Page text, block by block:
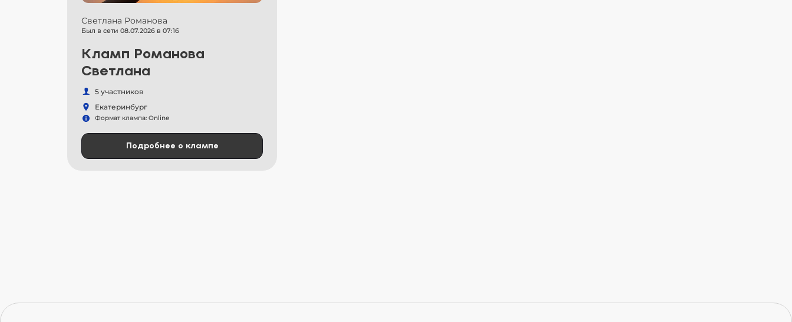
Светлана Романова
Был в сети 08.07.2026 в 07:16
Кламп Романова
Светлана
5 участников
Екатеринбург
Формат клампа: Online
Подробнее о клампе